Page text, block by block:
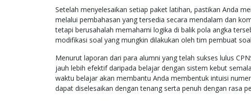
Setelah menyelesaikan setiap paket latihan, pastikan Anda
melalui pembahasan yang tersedia secara mendalam dan
tetapi berusahalah memahami logika di balik pola angka
modifikasi soal yang mungkin dilakukan oleh tim pembuat
Menurut laporan dari para alumni yang telah sukses lulus
jauh lebih efektif daripada belajar dengan sistem kebut
waktu belajar akan membantu Anda membentuk intuisi
dapat diselesaikan dengan tenang serta penuh dengan rasa